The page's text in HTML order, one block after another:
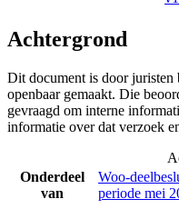
Achtergrond
Dit document is door juristen
openbaar gemaakt. Die
gevraagd om interne
informatie over dat verzoek
Onderdeel
van
Woo-
periode mei